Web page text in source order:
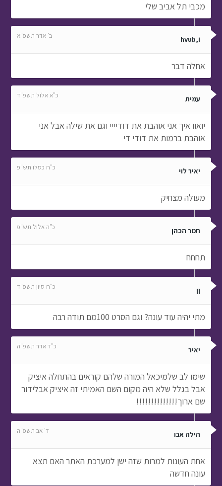
מכבי תל אביב שלי
hvub,i ב' אדר תשפ"א
אחלה דבר
עמית כ"א אלול תשפ"ד
יואוו איך אני אוהבת את דודיייי וגם את שילה אבל אני
אוהבת ברמות את דודי די
יאיר לוי כ"ח כסלו תש"פ
מעולה מצחיק
תמר הכהן כ"ה אלול תש"פ
תחחח
ןן כ"ח סיון תשפ"ד
מתי יהיה עוד עונה? וגם הסרט 100מם תודה רבה
יאיר כ"ד אדר תשפ"ה
שימו לב שלמיכאל המורה שלהם קוראים בהתחלה איציק
אבל בגלל שלא היה מקום השם האמיתי זה איציק אבלידור
שם ארוך!!!!!!!!!!!!!!
הילה אבו ד' אב תשפ"ה
אחת העונות למרות שזה ישן למערכת האתר האם תצא
עונה חדשה